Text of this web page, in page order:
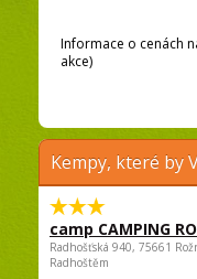
Informace o cenách
akce)
Kempy, které by
camp CAMPING
Radhošťská 940, 75661
Radhoštěm